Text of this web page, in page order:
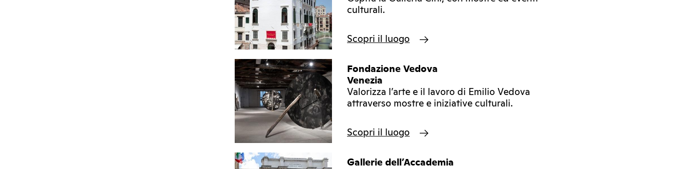
culturali.
Scopri il luogo
Fondazione Vedova
Venezia
Valorizza l’arte e il lavoro di Emilio Vedova
attraverso mostre e iniziative culturali.
Scopri il luogo
Gallerie dell’Accademia